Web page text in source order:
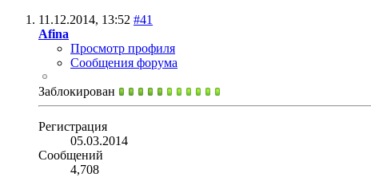
11.12.2014, 13:52 #41
Afina
Просмотр профиля
Сообщения форума
Заблокирован
Регистрация
05.03.2014
Сообщений
4,708